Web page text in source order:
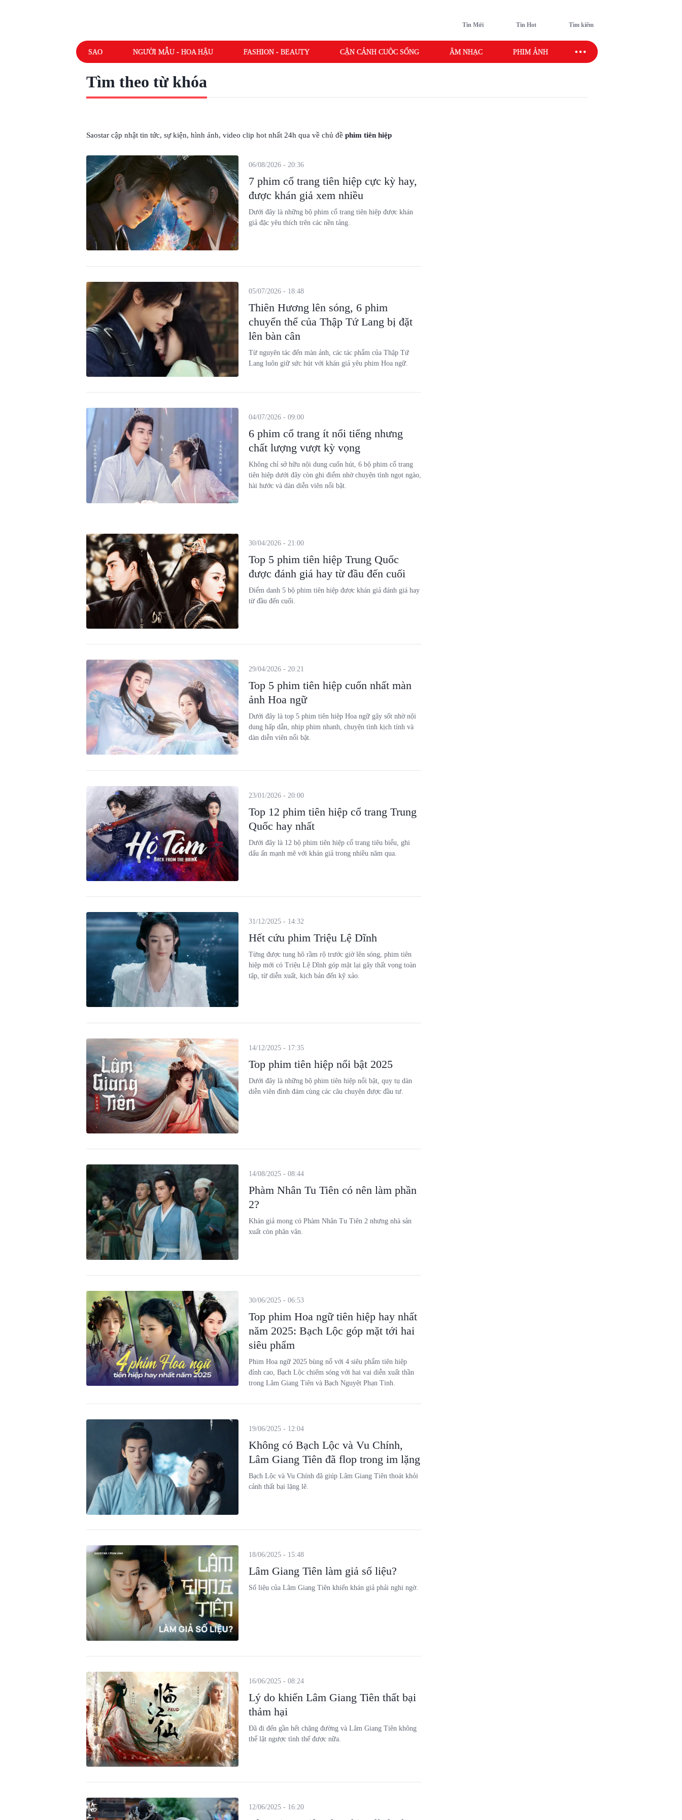
Tin Mới Tin Hot Tìm kiếm
SAO NGƯỜI MẪU - HOA HẬU FASHION - BEAUTY CẬN CẢNH CUỘC SỐNG ÂM NHẠC PHIM ẢNH SAO SPORT
Tìm theo từ khóa
Saostar cập nhật tin tức, sự kiện, hình ảnh, video clip hot nhất 24h qua về chủ đề phim tiên hiệp
7 phim cổ trang tiên hiệp cực kỳ hay,
được khán giả xem nhiều
06/08/2026 - 20:36
Dưới đây là những bộ phim cổ trang tiên hiệp được khán
giả đặc yêu thích trên các nền tảng.
Thiên Hương lên sóng, 6 phim
chuyển thể của Thập Tứ Lang bị đặt
lên bàn cân
05/07/2026 - 18:48
Từ nguyên tác đến màn ảnh, các tác phẩm của Thập Tứ
Lang luôn giữ sức hút với khán giả yêu phim Hoa ngữ.
6 phim cổ trang ít nổi tiếng nhưng
chất lượng vượt kỳ vọng
04/07/2026 - 09:00
Không chỉ sở hữu nội dung cuốn hút, 6 bộ phim cổ trang
tiên hiệp dưới đây còn ghi điểm nhờ chuyện tình ngọt ngào,
hài hước và dàn diễn viên nổi bật.
Top 5 phim tiên hiệp Trung Quốc
được đánh giá hay từ đầu đến cuối
30/04/2026 - 21:00
Điểm danh 5 bộ phim tiên hiệp được khán giả đánh giá hay
từ đầu đến cuối.
Top 5 phim tiên hiệp cuốn nhất màn
ảnh Hoa ngữ
29/04/2026 - 20:21
Dưới đây là top 5 phim tiên hiệp Hoa ngữ gây sốt nhờ nội
dung hấp dẫn, nhịp phim nhanh, chuyện tình kịch tính và
dàn diễn viên nổi bật.
Top 12 phim tiên hiệp cổ trang Trung
Quốc hay nhất
23/01/2026 - 20:00
Dưới đây là 12 bộ phim tiên hiệp cổ trang tiêu biểu, ghi
dấu ấn mạnh mẽ với khán giả trong nhiều năm qua.
Hết cứu phim Triệu Lệ Dĩnh
31/12/2025 - 14:32
Từng được tung hô rầm rộ trước giờ lên sóng, phim tiên
hiệp mới có Triệu Lệ Dĩnh góp mặt lại gây thất vọng toàn
tập, từ diễn xuất, kịch bản đến kỹ xảo.
Top phim tiên hiệp nổi bật 2025
14/12/2025 - 17:35
Dưới đây là những bộ phim tiên hiệp nổi bật, quy tụ dàn
diễn viên đình đám cùng các câu chuyện được đầu tư.
Phàm Nhân Tu Tiên có nên làm phần
2?
14/08/2025 - 08:44
Khán giả mong có Phàm Nhân Tu Tiên 2 nhưng nhà sản
xuất còn phân vân.
Top phim Hoa ngữ tiên hiệp hay nhất
năm 2025: Bạch Lộc góp mặt tới hai
siêu phẩm
30/06/2025 - 06:53
Phim Hoa ngữ 2025 bùng nổ với 4 siêu phẩm tiên hiệp
đỉnh cao, Bạch Lộc chiếm sóng với hai vai diễn xuất thần
trong Lâm Giang Tiên và Bạch Nguyệt Phạn Tinh.
Không có Bạch Lộc và Vu Chính,
Lâm Giang Tiên đã flop trong im lặng
19/06/2025 - 12:04
Bạch Lộc và Vu Chính đã giúp Lâm Giang Tiên thoát khỏi
cảnh thất bại lặng lẽ.
Lâm Giang Tiên làm giả số liệu?
18/06/2025 - 15:48
Số liệu của Lâm Giang Tiên khiến khán giả phải nghi ngờ.
Lý do khiến Lâm Giang Tiên thất bại
thảm hại
16/06/2025 - 08:24
Đã đi đến gần hết chặng đường và Lâm Giang Tiên không
thể lật ngược tình thế được nữa.
12/06/2025 - 16:20